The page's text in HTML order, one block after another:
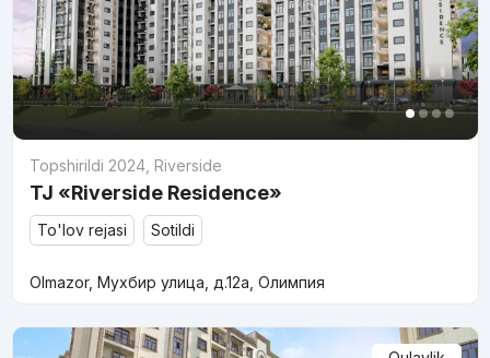
Topshirildi 2024, Riverside
TJ «Riverside Residence»
To'lov rejasi Sotildi
Olmazor, Мухбир улица, д.12a, Олимпия